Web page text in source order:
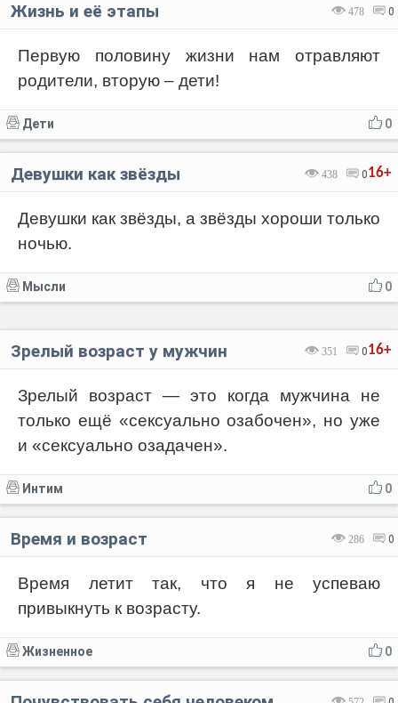
478 0
Жизнь и её этапы
Первую половину жизни нам отравляют
родители, вторую – дети!
0
Дети
16+
438 0
Девушки как звёзды
Девушки как звёзды, а звёзды хороши только
ночью.
0
Мысли
16+
351 0
Зрелый возраст у мужчин
Зрелый возраст — это когда мужчина не
только ещё «сексуально озабочен», но уже
и «сексуально озадачен».
0
Интим
286 0
Время и возраст
Время летит так, что я не успеваю
привыкнуть к возрасту.
0
Жизненное